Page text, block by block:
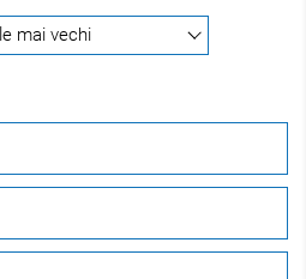
parul mai străluctor. Este un
nuanțe de violet și roșu
protejează și hrănește
vopselei. Keratina – o
părului – penetreaza profund
pigmenții. Deci, echilibrează
chiar în timpul vopsirii. Mai
de KERATINĂ întărește
umple structura. Proteina